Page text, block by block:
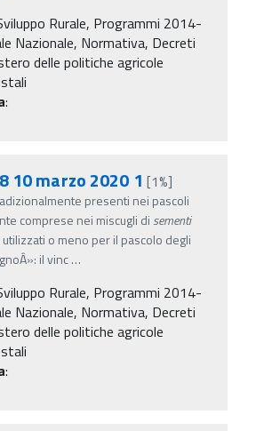
Rurale, Programmi 2014-
Nazionale, Normativa, Decreti
delle politiche agricole
:
10 marzo 2020 1[1%]
presenti nei pascoli
comprese nei miscugli di sementi
o meno per il pascolo degli
il vinc…
Rurale, Programmi 2014-
Nazionale, Normativa, Decreti
delle politiche agricole
: